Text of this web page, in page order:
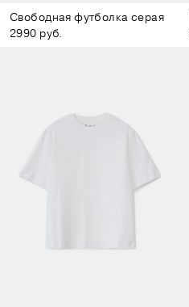
Свободная футболка серая
2990 руб.